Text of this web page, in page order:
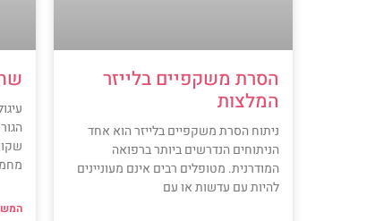
הסרת משקפיים בלייזר
המלצות
ניתוח הסרת משקפיים בלייזר הוא אחד
הניתוחים הנדרשים ביותר ברפואה
המודרנית. מטופלים רבים אינם מעוניינים
להיות עם עדשות או עם